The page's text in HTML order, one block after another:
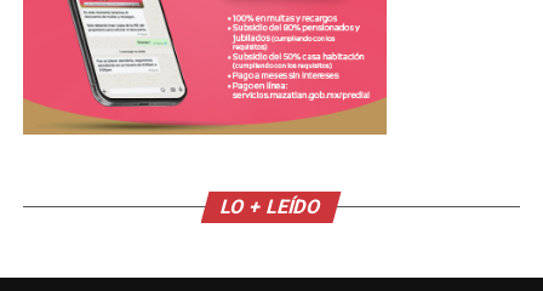
LO + LEÍDO